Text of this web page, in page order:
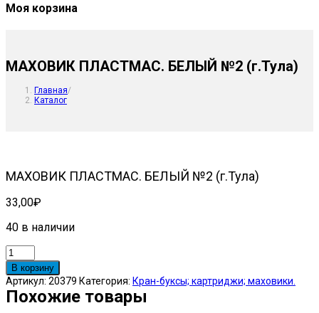
Моя корзина
МАХОВИК ПЛАСТМАС. БЕЛЫЙ №2 (г.Тула)
Главная/
Каталог
МАХОВИК ПЛАСТМАС. БЕЛЫЙ №2 (г.Тула)
33,00₽
40 в наличии
Количество
товара
МАХОВИК
ПЛАСТМАС.
БЕЛЫЙ
В корзину
Артикул: 20379 Категория: Кран-буксы; картриджи; маховики.
Похожие товары